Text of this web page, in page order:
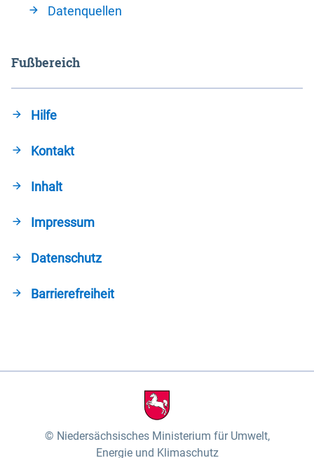
Datenquellen
Fußbereich
Hilfe
Kontakt
Inhalt
Impressum
Datenschutz
Barrierefreiheit
Niedersächsisches Ministerium für Umwelt,
Energie und Klimaschutz